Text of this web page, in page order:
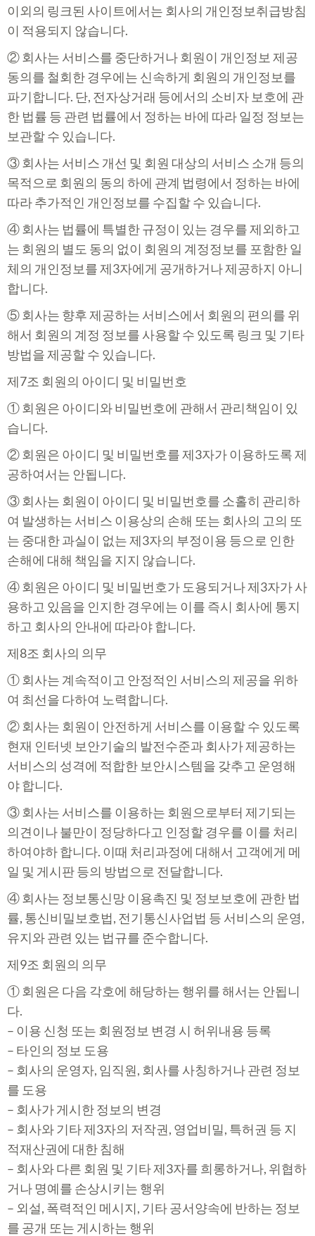
이외의 링크된 사이트에서는 회사의 개인정보취급방침
이 적용되지 않습니다.
② 회사는 서비스를 중단하거나 회원이 개인정보 제공
동의를 철회한 경우에는 신속하게 회원의 개인정보를
파기합니다. 단, 전자상거래 등에서의 소비자 보호에 관
한 법률 등 관련 법률에서 정하는 바에 따라 일정 정보는
보관할 수 있습니다.
③ 회사는 서비스 개선 및 회원 대상의 서비스 소개 등의
목적으로 회원의 동의 하에 관계 법령에서 정하는 바에
따라 추가적인 개인정보를 수집할 수 있습니다.
④ 회사는 법률에 특별한 규정이 있는 경우를 제외하고
는 회원의 별도 동의 없이 회원의 계정정보를 포함한 일
체의 개인정보를 제3자에게 공개하거나 제공하지 아니
합니다.
⑤ 회사는 향후 제공하는 서비스에서 회원의 편의를 위
해서 회원의 계정 정보를 사용할 수 있도록 링크 및 기타
방법을 제공할 수 있습니다.
제7조 회원의 아이디 및 비밀번호
① 회원은 아이디와 비밀번호에 관해서 관리책임이 있
습니다.
② 회원은 아이디 및 비밀번호를 제3자가 이용하도록 제
공하여서는 안됩니다.
③ 회사는 회원이 아이디 및 비밀번호를 소홀히 관리하
여 발생하는 서비스 이용상의 손해 또는 회사의 고의 또
는 중대한 과실이 없는 제3자의 부정이용 등으로 인한
손해에 대해 책임을 지지 않습니다.
④ 회원은 아이디 및 비밀번호가 도용되거나 제3자가 사
용하고 있음을 인지한 경우에는 이를 즉시 회사에 통지
하고 회사의 안내에 따라야 합니다.
제8조 회사의 의무
① 회사는 계속적이고 안정적인 서비스의 제공을 위하
여 최선을 다하여 노력합니다.
② 회사는 회원이 안전하게 서비스를 이용할 수 있도록
현재 인터넷 보안기술의 발전수준과 회사가 제공하는
서비스의 성격에 적합한 보안시스템을 갖추고 운영해
야 합니다.
③ 회사는 서비스를 이용하는 회원으로부터 제기되는
의견이나 불만이 정당하다고 인정할 경우를 이를 처리
하여야하 합니다. 이때 처리과정에 대해서 고객에게 메
일 및 게시판 등의 방법으로 전달합니다.
④ 회사는 정보통신망 이용촉진 및 정보보호에 관한 법
률, 통신비밀보호법, 전기통신사업법 등 서비스의 운영,
유지와 관련 있는 법규를 준수합니다.
제9조 회원의 의무
① 회원은 다음 각호에 해당하는 행위를 해서는 안됩니
다.
– 이용 신청 또는 회원정보 변경 시 허위내용 등록
– 타인의 정보 도용
– 회사의 운영자, 임직원, 회사를 사칭하거나 관련 정보
를 도용
– 회사가 게시한 정보의 변경
– 회사와 기타 제3자의 저작권, 영업비밀, 특허권 등 지
적재산권에 대한 침해
– 회사와 다른 회원 및 기타 제3자를 희롱하거나, 위협하
거나 명예를 손상시키는 행위
– 외설, 폭력적인 메시지, 기타 공서양속에 반하는 정보
를 공개 또는 게시하는 행위